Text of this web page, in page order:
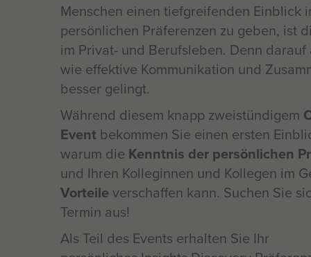
Menschen einen tiefgreifenden Einblick
persönlichen Präferenzen zu geben, ist
im Privat- und Berufsleben. Denn
wie effektive Kommunikation und
besser gelingt.
Während diesem knapp zweistündigem
Event bekommen Sie einen ersten
warum die Kenntnis der persönlichen
und Ihren Kolleginnen und Kollegen im
Vorteile verschaffen kann. Suchen Sie
Termin aus!
Als Teil des Events erhalten Sie Ihr